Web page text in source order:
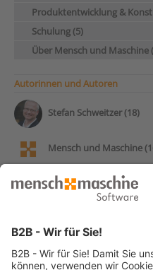
Produktentwicklung &
Schulung (5)
Über Mensch und Maschine
Autorinnen und Autoren
Stefan Schweitzer (18)
Mensch und Maschine
Andy Pohl (14)
Patrick Stumpf (12)